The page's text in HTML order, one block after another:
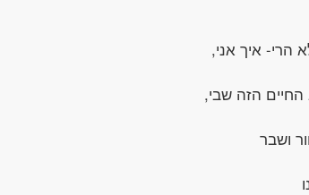
הרי- איך אני,
החיים הזה שבי,
ושבר